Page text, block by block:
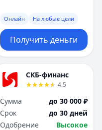
Онлайн На любые цели
Получить деньги
СКБ-финанс
4.5
Сумма
до 30 000 ₽
Срок
до 30 дней
Одобрение
Высокое